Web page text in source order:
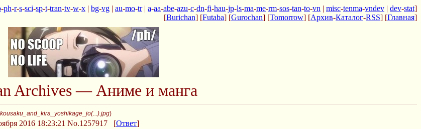
-ph-r-s-sci-sp-t-tran-tv-w-x | bg-vg | au-mo-tr| a-aa-abe-azu-c-dn-fi-hau-jp-ls-ma-me-rm-sos-tan-to-vn | misc-tenma-vndev | dev-stat]
[Burichan] [Futaba] [Gurochan] [Tomorrow] [Архив-Каталог-RSS] [Главная]
Archives — Аниме и манга
)
2016 18:23:21 No.1257917 [Ответ]